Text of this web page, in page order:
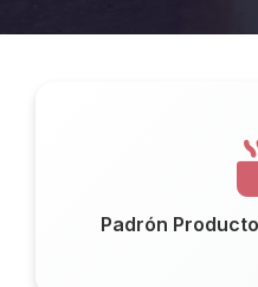
Padrón